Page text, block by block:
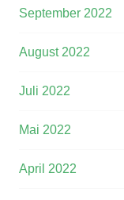
September 2022
August 2022
Juli 2022
Mai 2022
April 2022